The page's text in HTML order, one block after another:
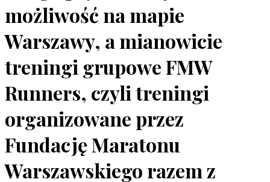
możliwość na mapie
Warszawy, a mianowicie
treningi grupowe FMW
Runners, czyli treningi
organizowane przez
Fundację Maratonu
Warszawskiego razem z